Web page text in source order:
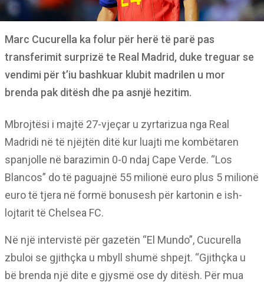
Marc Cucurella ka folur për herë të parë pas
transferimit surprizë te Real Madrid, duke treguar se
vendimi për t’iu bashkuar klubit madrilen u mor
brenda pak ditësh dhe pa asnjë hezitim.
Mbrojtësi i majtë 27-vjeçar u zyrtarizua nga Real
Madridi në të njëjtën ditë kur luajti me kombëtaren
spanjolle në barazimin 0-0 ndaj Cape Verde. “Los
Blancos” do të paguajnë 55 milionë euro plus 5 milionë
euro të tjera në formë bonusesh për kartonin e ish-
lojtarit të Chelsea FC.
Në një intervistë për gazetën “El Mundo”, Cucurella
zbuloi se gjithçka u mbyll shumë shpejt. “Gjithçka u
bë brenda një dite e gjysmë ose dy ditësh. Për mua